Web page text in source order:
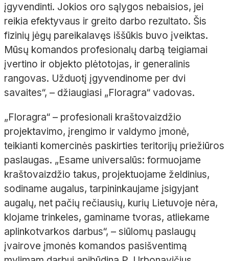
įgyvendinti. Jokios oro sąlygos nebaisios, jei
reikia efektyvaus ir greito darbo rezultato. Šis
fizinių jėgų pareikalavęs iššūkis buvo įveiktas.
Mūsų komandos profesionalų darbą teigiamai
įvertino ir objekto plėtotojas, ir generalinis
rangovas. Užduotį įgyvendinome per dvi
savaites“, – džiaugiasi „Floragra“ vadovas.
„Floragra“ – profesionali kraštovaizdžio
projektavimo, įrengimo ir valdymo įmonė,
teikianti komercinės paskirties teritorijų priežiūros
paslaugas. „Esame universalūs: formuojame
kraštovaizdžio takus, projektuojame želdinius,
sodiname augalus, tarpininkaujame įsigyjant
augalų, net pačių rečiausių, kurių Lietuvoje nėra,
klojame trinkeles, gaminame tvoras, atliekame
aplinkotvarkos darbus“, – siūlomų paslaugų
įvairove įmonės komandos pasišventimą